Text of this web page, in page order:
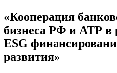
«Кооперация
бизнеса РФ и АТР в
ESG
развития»